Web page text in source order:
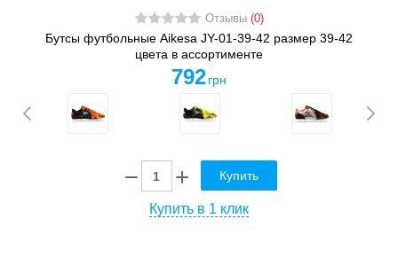
Отзывы (0)
Бутсы футбольные Aikesa JY-01-39-42 размер 39-42
цвета в ассортименте
792 грн
Купить
Купить в 1 клик